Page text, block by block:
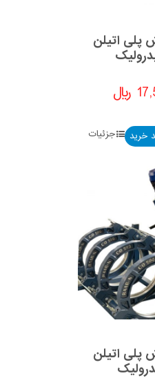
پلی اتیلن
﷼
خرید جزئیات
پلی اتیلن